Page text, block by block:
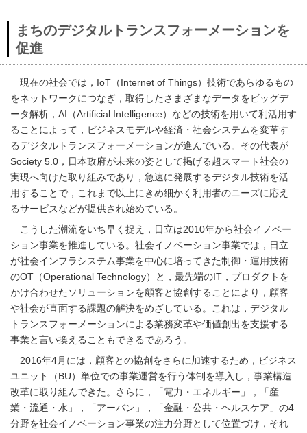
まちのデジタルトランスフォーメーションを
促進
現在の社会では，IoT（Internet of Things）技術であらゆるもの
をネットワークにつなぎ，取得したさまざまなデータをビッグデ
ータ解析，AI（Artificial Intelligence）などの技術を用いて利活用す
ることによって，ビジネスモデルや経済・社会システムを変革す
るデジタルトランスフォーメーションが進んでいる。その代表が
Society 5.0，日本政府が未来の姿として掲げる超スマート社会の
実現へ向けた取り組みであり，急速に発展するデジタル技術を活
用することで，これまで以上にきめ細かく利用者のニーズに応え
るサービスなどが提供され始めている。
こうした潮流をいち早く捉え，日立は2010年から社会イノベー
ション事業を推進している。社会イノベーション事業では，日立
が社会インフラシステム事業を中心に培ってきた制御・運用技術
のOT（Operational Technology）と，最先端のIT，プロダクトを
かけ合わせたソリューションを顧客と協創することにより，顧客
や社会が直面する課題の解決をめざしている。これは，デジタル
トランスフォーメーションによる業務変革や価値創出を支援する
事業と言い換えることもできるであろう。
2016年4月には，顧客との協創をさらに加速するため，ビジネス
ユニット（BU）単位での事業運営を行う体制を導入し，事業構造
改革に取り組んできた。さらに，「電力・エネルギー」，「産
業・流通・水」，「アーバン」，「金融・公共・ヘルスケア」の4
分野を社会イノベーション事業の注力分野として位置づけ，それ